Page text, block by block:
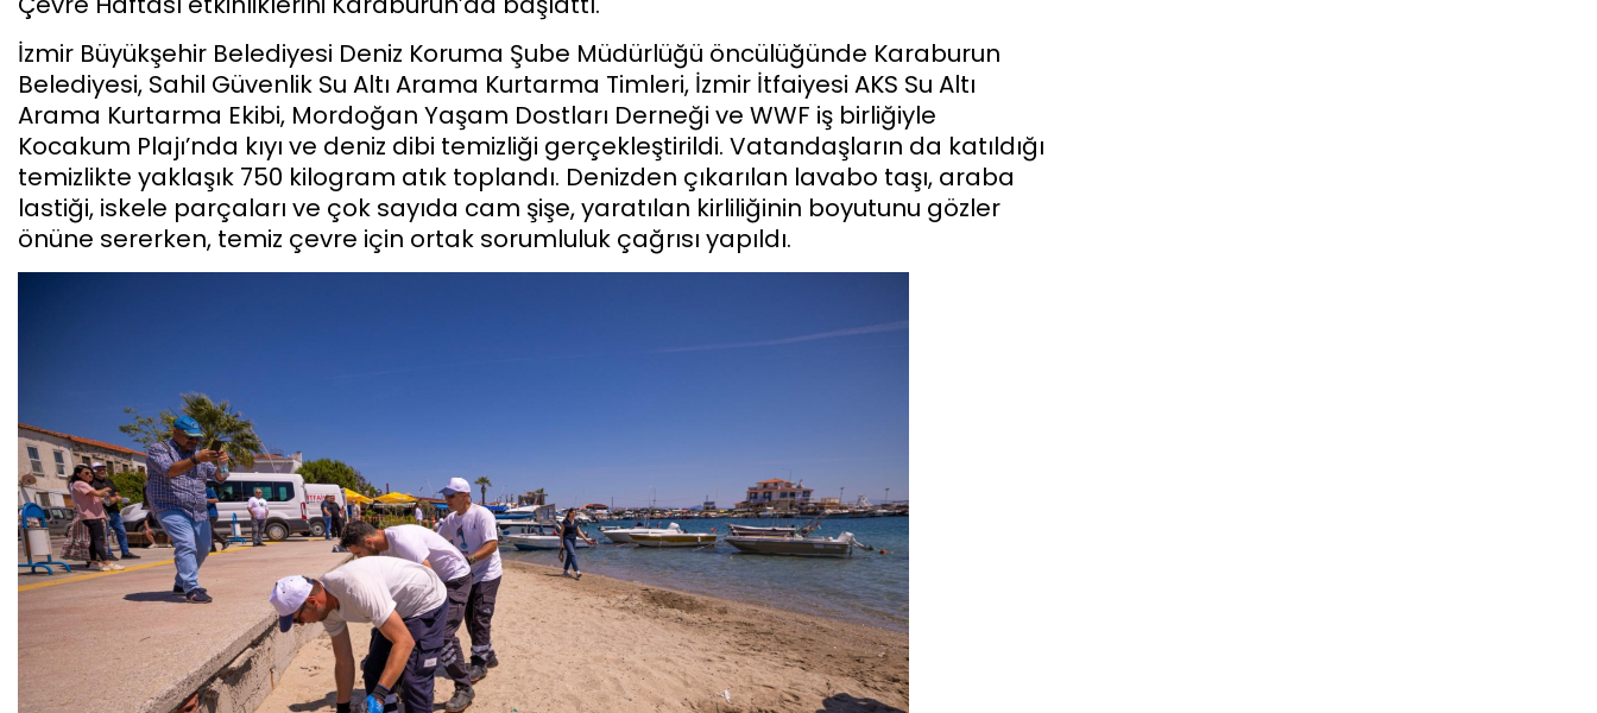
İzmir Büyükşehir Belediyesi Deniz Koruma Şube Müdürlüğü öncülüğünde Karaburun
Belediyesi, Sahil Güvenlik Su Altı Arama Kurtarma Timleri, İzmir İtfaiyesi AKS Su Altı
Arama Kurtarma Ekibi, Mordoğan Yaşam Dostları Derneği ve WWF iş birliğiyle
Kocakum Plajı’nda kıyı ve deniz dibi temizliği gerçekleştirildi. Vatandaşların da katıldığı
temizlikte yaklaşık 750 kilogram atık toplandı. Denizden çıkarılan lavabo taşı, araba
lastiği, iskele parçaları ve çok sayıda cam şişe, yaratılan kirliliğinin boyutunu gözler
önüne sererken, temiz çevre için ortak sorumluluk çağrısı yapıldı.